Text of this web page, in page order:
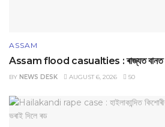
ASSAM
Assam flood casualties : ৰাজ্যত বানত
BY NEWS DESK AUGUST 6, 2026 50